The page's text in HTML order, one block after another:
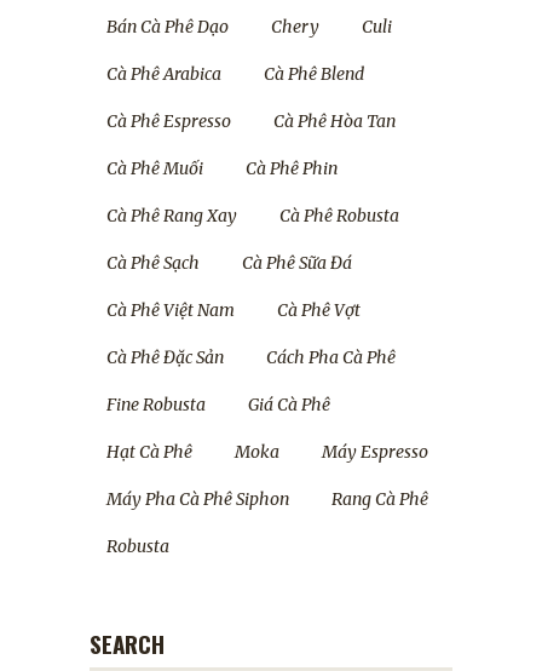
Bán Cà Phê Dạo Chery Culi
Cà Phê Arabica Cà Phê Blend
Cà Phê Espresso Cà Phê Hòa Tan
Cà Phê Muối Cà Phê Phin
Cà Phê Rang Xay Cà Phê Robusta
Cà Phê Sạch Cà Phê Sữa Đá
Cà Phê Việt Nam Cà Phê Vợt
Cà Phê Đặc Sản Cách Pha Cà Phê
Fine Robusta Giá Cà Phê
Hạt Cà Phê Moka Máy Espresso
Máy Pha Cà Phê Siphon Rang Cà Phê
Robusta
SEARCH